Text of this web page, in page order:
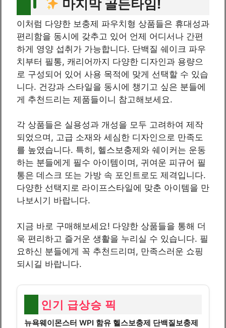
마지막 골든타임!
이처럼 다양한 보충제 파우치형 상품들은 휴대성과
편리함을 동시에 갖추고 있어 언제 어디서나 간편
하게 영양 섭취가 가능합니다. 단백질 쉐이크 파우
치부터 필통, 캐리어까지 다양한 디자인과 용량으
로 구성되어 있어 사용 목적에 맞게 선택할 수 있습
니다. 건강과 스타일을 동시에 챙기고 싶은 분들에
게 추천드리는 제품들이니 참고해보세요.
각 상품들은 실용성과 개성을 모두 고려하여 제작
되었으며, 고급 소재와 세심한 디자인으로 만족도
를 높였습니다. 특히, 헬스보충제와 쉐이커는 운동
하는 분들에게 필수 아이템이며, 귀여운 피규어 필
통은 데스크 또는 가방 속 포인트로도 제격입니다.
다양한 선택지로 라이프스타일에 맞춘 아이템을 만
나보시기 바랍니다.
지금 바로 구매해보세요! 다양한 상품들을 통해 더
욱 편리하고 즐거운 생활을 누리실 수 있습니다. 필
요하신 분들에게 꼭 추천드리며, 만족스러운 쇼핑
되시길 바랍니다.
인기 급상승 픽
뉴욕웨이몬스터 WPI 함유 헬스보충제 단백질보충제